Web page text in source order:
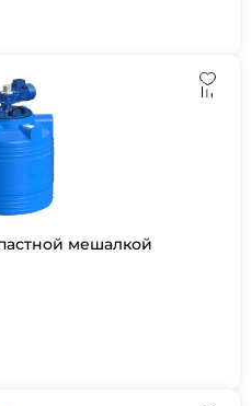
мешалкой